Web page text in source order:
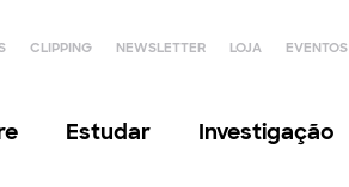
CLIPPING NEWSLETTER LOJA EVENTOS
Estudar Investigação